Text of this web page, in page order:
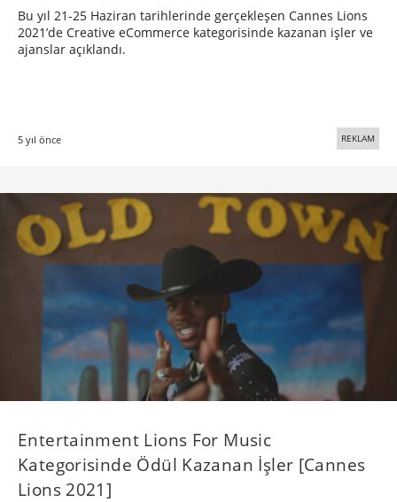
Bu yıl 21-25 Haziran tarihlerinde gerçekleşen Cannes Lions
2021’de Creative eCommerce kategorisinde kazanan işler ve
ajanslar açıklandı.
5 yıl önce REKLAM
Entertainment Lions For Music
Kategorisinde Ödül Kazanan İşler [Cannes
Lions 2021]